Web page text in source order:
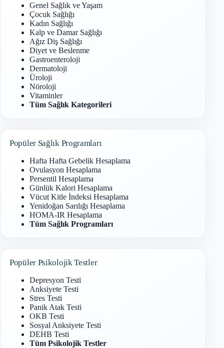
Genel Sağlık ve Yaşam
Çocuk Sağlığı
Kadın Sağlığı
Kalp ve Damar Sağlığı
Ağız Diş Sağlığı
Diyet ve Beslenme
Gastroenteroloji
Dermatoloji
Üroloji
Nöroloji
Vitaminler
Tüm Sağlık Kategorileri
Popüler Sağlık Programları
Hafta Hafta Gebelik Hesaplama
Ovulasyon Hesaplama
Persentil Hesaplama
Günlük Kalori Hesaplama
Vücut Kitle İndeksi Hesaplama
Yenidoğan Sarılığı Hesaplama
HOMA-IR Hesaplama
Tüm Sağlık Programları
Popüler Psikolojik Testler
Depresyon Testi
Anksiyete Testi
Stres Testi
Panik Atak Testi
OKB Testi
Sosyal Anksiyete Testi
DEHB Testi
Tüm Psikolojik Testler